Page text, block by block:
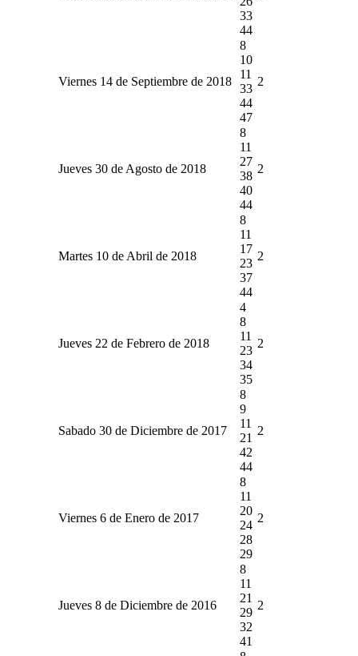
33
44
Viernes 14 de Septiembre de 2018
8
10
11
33
44
47
2
Jueves 30 de Agosto de 2018
8
11
27
38
40
44
2
Martes 10 de Abril de 2018
8
11
17
23
37
44
2
Jueves 22 de Febrero de 2018
4
8
11
23
34
35
2
Sabado 30 de Diciembre de 2017
8
9
11
21
42
44
2
Viernes 6 de Enero de 2017
8
11
20
24
28
29
2
Jueves 8 de Diciembre de 2016
8
11
21
29
32
41
2